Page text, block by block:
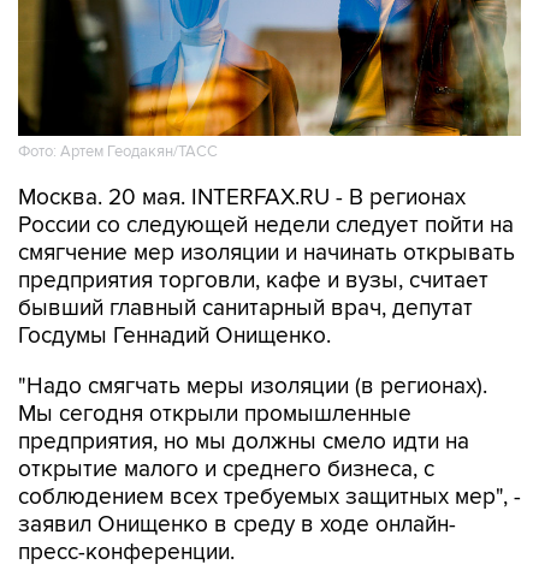
Фото: Артем Геодакян/ТАСС
Москва. 20 мая. INTERFAX.RU - В регионах
России со следующей недели следует пойти на
смягчение мер изоляции и начинать открывать
предприятия торговли, кафе и вузы, считает
бывший главный санитарный врач, депутат
Госдумы Геннадий Онищенко.
"Надо смягчать меры изоляции (в регионах).
Мы сегодня открыли промышленные
предприятия, но мы должны смело идти на
открытие малого и среднего бизнеса, с
соблюдением всех требуемых защитных мер", -
заявил Онищенко в среду в ходе онлайн-
пресс-конференции.